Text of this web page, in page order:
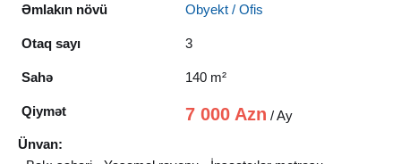
Əmlakın növü Obyekt / Ofis
Otaq sayı 3
Sahə 140 m²
Qiymət 7 000 Azn / Ay
Ünvan: